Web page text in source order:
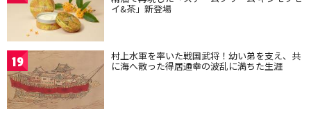
イ&茶」新登場
19 村上水軍を率いた戦国武将！幼い弟を支え、共
に海へ散った得居通幸の波乱に満ちた生涯